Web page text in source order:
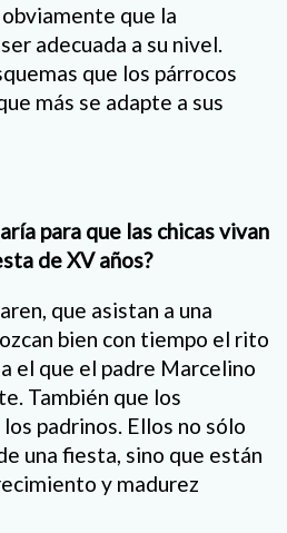
que la
adecuada a su nivel.
que los párrocos
más se adapte a sus
para que las chicas vivan
de XV años?
que asistan a una
bien con tiempo el rito
el que el padre Marcelino
También que los
padrinos. Ellos no sólo
una fiesta, sino que están
y madurez